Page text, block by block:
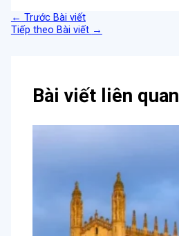
← Trước Bài viết
Tiếp theo Bài viết →
Bài viết liên quan